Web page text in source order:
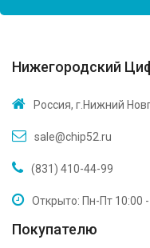
Нижегородский
Россия, г.Нижний
sale@chip52.ru
(831) 410-44-99
Открыто: Пн-Пт 10:00
Покупателю